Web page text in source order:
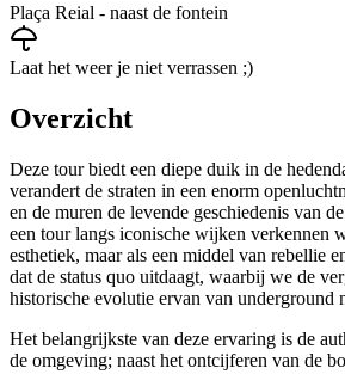
Plaça Reial - naast de fontein
Laat het weer je niet verrassen ;)
Overzicht
Deze tour biedt een diepe duik in de
verandert de straten in een enorm
en de muren de levende geschiedenis van
een tour langs iconische wijken verkennen
esthetiek, maar als een middel van rebellie
dat de status quo uitdaagt, waarbij we de
historische evolutie ervan van underground
Het belangrijkste van deze ervaring is de
de omgeving; naast het ontcijferen van de